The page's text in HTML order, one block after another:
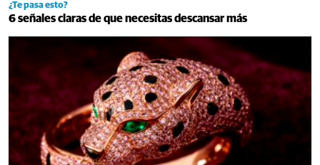
¿Te pasa esto?
6 señales claras de que necesitas descansar más